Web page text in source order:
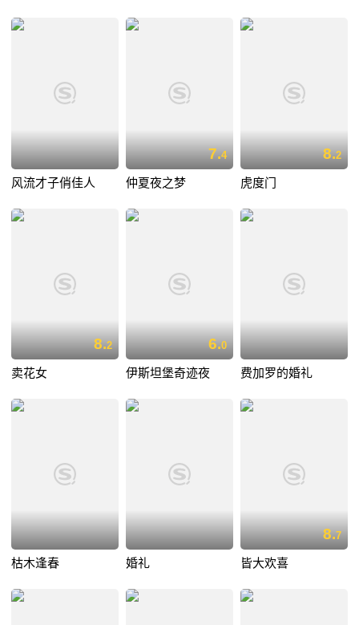
风流才子俏佳人
7.4
仲夏夜之梦
8.2
虎度门
8.2
卖花女
6.0
伊斯坦堡奇迹夜 费加罗的婚礼
枯木逢春 婚礼
8.7
皆大欢喜